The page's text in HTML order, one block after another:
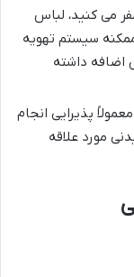
می کنید، لباس
سیستم تهویه
اضافه داشته
پذیرایی انجام
مورد علاقه